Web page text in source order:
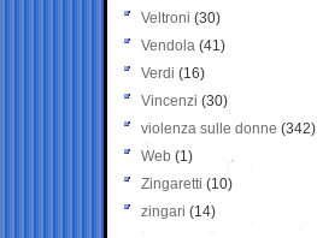
Veltroni (30)
Vendola (41)
Verdi (16)
Vincenzi (30)
violenza sulle donne (342)
Web (1)
Zingaretti (10)
zingari (14)